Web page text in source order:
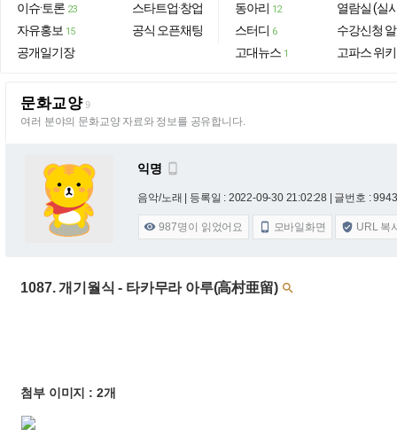
이슈·토론 23
자유홍보 15
공개일기장
스타트업·창업
공식 오픈채팅
동아리 12
스터디 6
고대뉴스 1
열람실 (실
수강신청
고파스 위키
문화교양 9
여러 분야의 문화교양 자료와 정보를 공유합니다.
익명 
음악/노래 | 등록일 : 2022-09-30 21:02:28 | 글번호 :
 987명이 읽었어요  모바일화면  URL 복
1087. 개기월식 - 타카무라 아루(高村亜留) 
첨부 이미지 : 2개